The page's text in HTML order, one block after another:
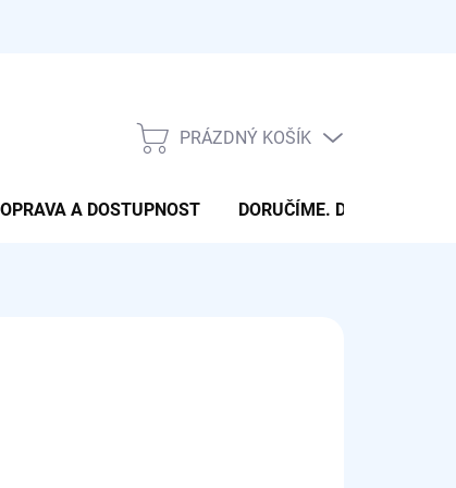
NÁKUPNÍ
PRÁZDNÝ KOŠÍK
A DOSTUPNOST DORUČÍME. DONESEME.